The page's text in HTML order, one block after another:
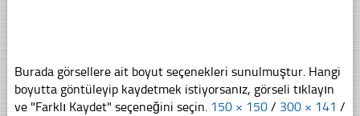
Burada görsellere ait boyut seçenekleri sunulmuştur. Hangi
boyutta göntüleyip kaydetmek istiyorsanız, görseli tıklayın
ve "Farklı Kaydet" seçeneğini seçin. 150 × 150 / 300 × 141 /